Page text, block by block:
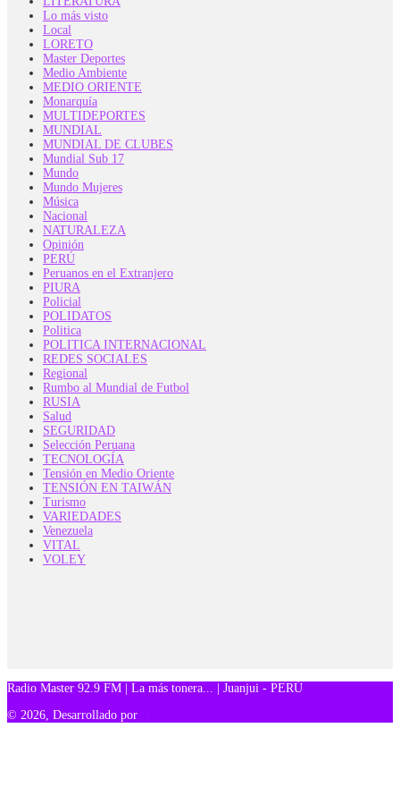
Lo más visto
Local
LORETO
Master Deportes
Medio Ambiente
MEDIO ORIENTE
Monarquía
MULTIDEPORTES
MUNDIAL
MUNDIAL DE CLUBES
Mundial Sub 17
Mundo
Mundo Mujeres
Música
Nacional
NATURALEZA
Opinión
PERÚ
Peruanos en el Extranjero
PIURA
Policial
POLIDATOS
Politica
POLITICA INTERNACIONAL
REDES SOCIALES
Regional
Rumbo al Mundial de Futbol
RUSIA
Salud
SEGURIDAD
Selección Peruana
TECNOLOGÍA
Tensión en Medio Oriente
TENSIÓN EN TAIWÁN
Turismo
VARIEDADES
Venezuela
VITAL
VOLEY
Radio Master 92.9 FM | La más tonera... | Juanjui - PERÚ
© 2026, Desarrollado por